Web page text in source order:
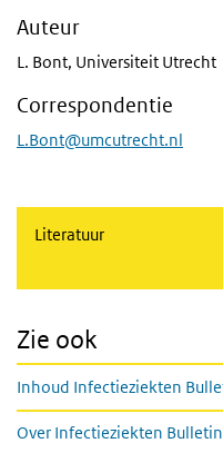
Auteur
L. Bont, Universiteit Utrecht
Correspondentie
L.Bont@umcutrecht.nl
Literatuur
Zie ook
Inhoud Infectieziekten
Over Infectieziekten Bulletin